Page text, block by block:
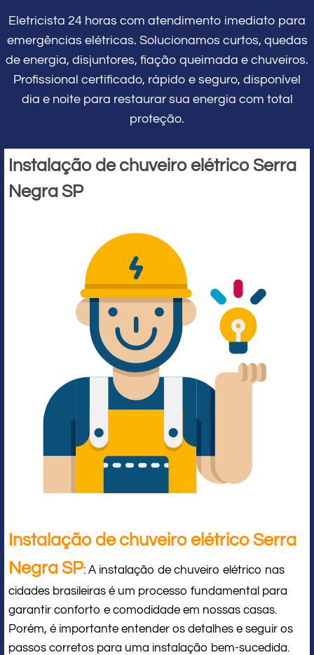
Eletricista 24 horas com atendimento imediato para
emergências elétricas. Solucionamos curtos, quedas
de energia, disjuntores, fiação queimada e chuveiros.
Profissional certificado, rápido e seguro, disponível
dia e noite para restaurar sua energia com total
proteção.
Instalação de chuveiro elétrico Serra
Negra SP
Instalação de chuveiro elétrico Serra
Negra SP: A instalação de chuveiro elétrico nas
cidades brasileiras é um processo fundamental para
garantir conforto e comodidade em nossas casas.
Porém, é importante entender os detalhes e seguir os
passos corretos para uma instalação bem-sucedida.